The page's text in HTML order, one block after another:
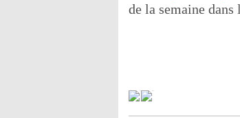
de la semaine dans